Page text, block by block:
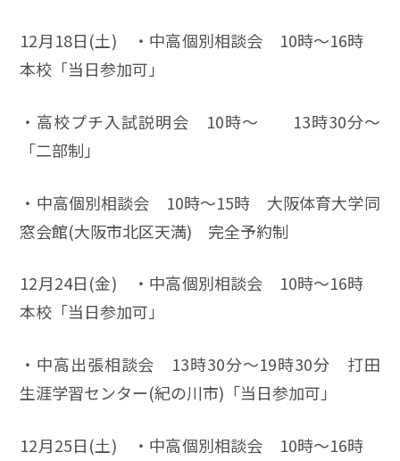
12月18日(土) ・中高個別相談会 10時～16時
本校「当日参加可」
・高校プチ入試説明会 10時～ 13時30分～
「二部制」
・中高個別相談会 10時～15時 大阪体育大学同
窓会館(大阪市北区天満) 完全予約制
12月24日(金) ・中高個別相談会 10時～16時
本校「当日参加可」
・中高出張相談会 13時30分～19時30分 打田
生涯学習センター(紀の川市)「当日参加可」
12月25日(土) ・中高個別相談会 10時～16時